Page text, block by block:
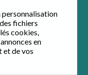
personnalisation
fichiers
cookies,
en
et de vos